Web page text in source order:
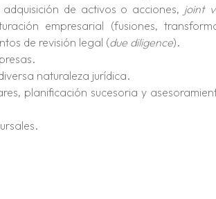
de activos o acciones, joint
empresarial (fusiones,
de revisión legal (due diligence).
naturaleza jurídica.
planificación sucesoria y